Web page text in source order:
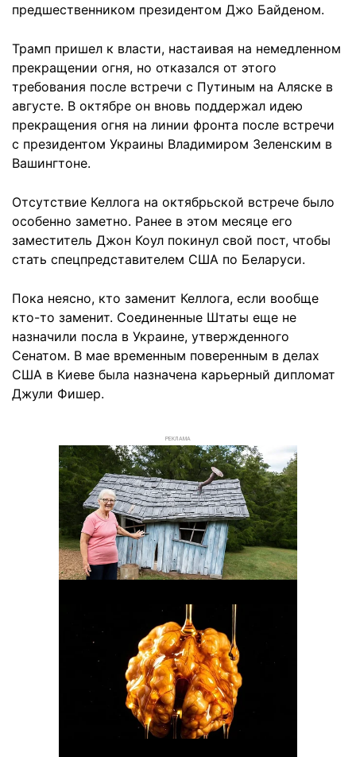
предшественником президентом Джо Байденом.
Трамп пришел к власти, настаивая на немедленном
прекращении огня, но отказался от этого
требования после встречи с Путиным на Аляске в
августе. В октябре он вновь поддержал идею
прекращения огня на линии фронта после встречи
с президентом Украины Владимиром Зеленским в
Вашингтоне.
Отсутствие Келлога на октябрьской встрече было
особенно заметно. Ранее в этом месяце его
заместитель Джон Коул покинул свой пост, чтобы
стать спецпредставителем США по Беларуси.
Пока неясно, кто заменит Келлога, если вообще
кто-то заменит. Соединенные Штаты еще не
назначили посла в Украине, утвержденного
Сенатом. В мае временным поверенным в делах
США в Киеве была назначена карьерный дипломат
Джули Фишер.
РЕКЛАМА